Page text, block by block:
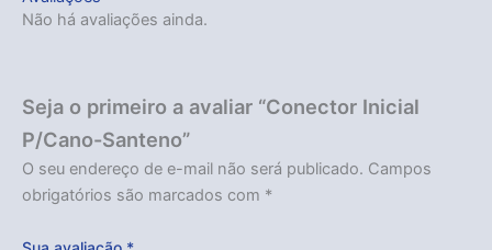
Não há avaliações ainda.
Seja o primeiro a avaliar “Conector Inicial
P/Cano-Santeno”
O seu endereço de e-mail não será publicado. Campos
obrigatórios são marcados com *